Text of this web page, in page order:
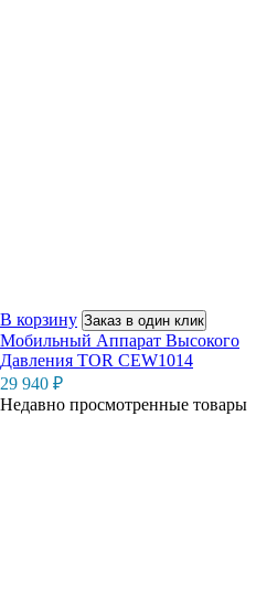
В корзину Заказ в один клик
Мобильный Аппарат Высокого
Давления TOR CEW1014
29 940 ₽
Недавно просмотренные товары